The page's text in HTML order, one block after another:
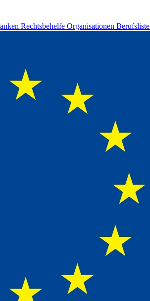
Rechtsbehelfe Organisationen Berufsliste